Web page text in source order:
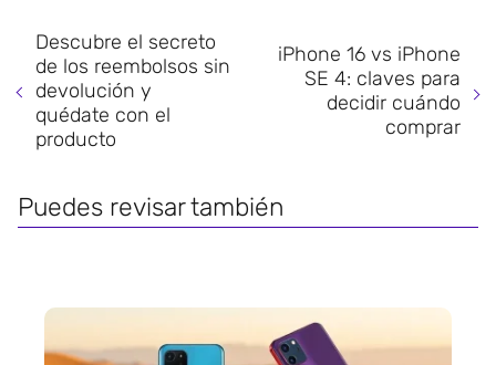
Descubre el secreto
de los reembolsos sin
devolución y
quédate con el
producto
iPhone 16 vs iPhone
SE 4: claves para
decidir cuándo
comprar
Puedes revisar también